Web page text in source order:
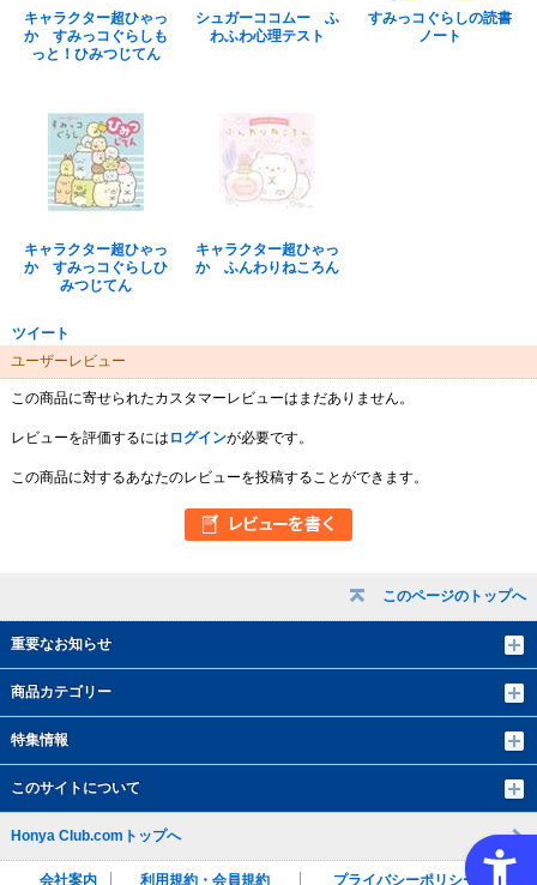
このページのトップへ
重要なお知らせ
商品カテゴリー
特集情報
このサイトについて
キャラクター超ひゃっ
か すみっコぐらしも
っと！ひみつじてん
シュガーココムー ふ
わふわ心理テスト
すみっコぐらしの読書
ノート
キャラクター超ひゃっ
か すみっコぐらしひ
みつじてん
キャラクター超ひゃっ
か ふんわりねころん
ツイート
ユーザーレビュー
この商品に寄せられたカスタマーレビューはまだありません。
レビューを評価するには ログインが必要です。
この商品に対するあなたのレビューを投稿することができます。
Honya Club.comトップへ
会社案内 利用規約・会員規約 プライバシーポリシー